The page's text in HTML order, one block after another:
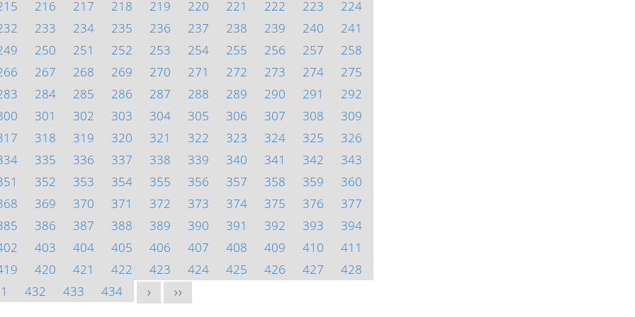
216 217 218 219 220 221 222 223
224
233 234 235 236 237 238 239 240
241
250 251 252 253 254 255 256 257
258
267 268 269 270 271 272 273 274
275
284 285 286 287 288 289 290 291
292
301 302 303 304 305 306 307 308
309
318 319 320 321 322 323 324 325
326
335 336 337 338 339 340 341 342
343
352 353 354 355 356 357 358 359
360
369 370 371 372 373 374 375 376
377
386 387 388 389 390 391 392 393
394
403 404 405 406 407 408 409 410
411
420 421 422 423 424 425 426 427
428
432 433 434 > >>